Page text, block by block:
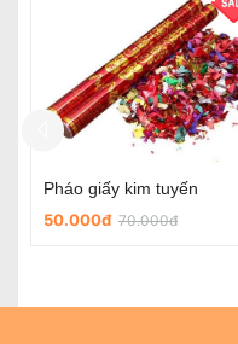
Chữ Hỷ dán đám cưới
5.000đ